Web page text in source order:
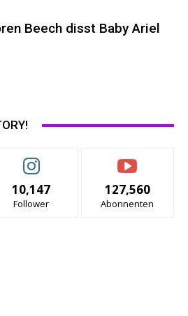
Beech disst Baby Ariel
10,147
Follower
127,560
Abonnenten